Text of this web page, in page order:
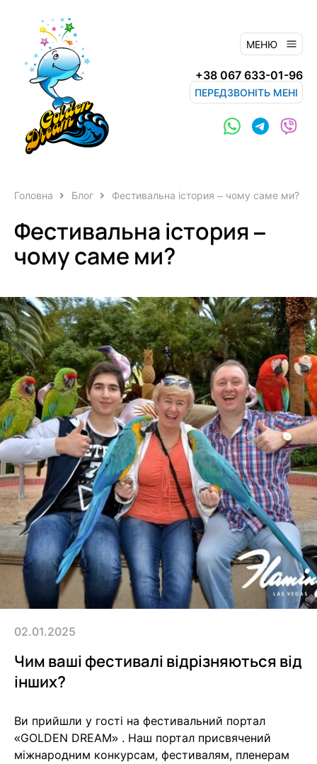
МЕНЮ
+38 067 633-01-96
ПЕРЕДЗВОНІТЬ МЕНІ
Головна Блог Фестивальна істория – чому саме ми?
Фестивальна істория –
чому саме ми?
02.01.2025
Чим ваші фестивалі відрізняються від
інших?
Ви прийшли у гості на фестивальний портал
«GOLDEN DREAM» . Наш портал присвячений
міжнародним конкурсам, фестивалям, пленерам